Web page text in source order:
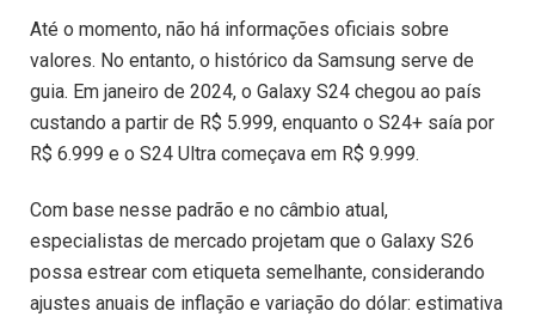
Até o momento, não há informações oficiais sobre
valores. No entanto, o histórico da Samsung serve de
guia. Em janeiro de 2024, o Galaxy S24 chegou ao país
custando a partir de R$ 5.999, enquanto o S24+ saía por
R$ 6.999 e o S24 Ultra começava em R$ 9.999.
Com base nesse padrão e no câmbio atual,
especialistas de mercado projetam que o Galaxy S26
possa estrear com etiqueta semelhante, considerando
ajustes anuais de inflação e variação do dólar: estimativa